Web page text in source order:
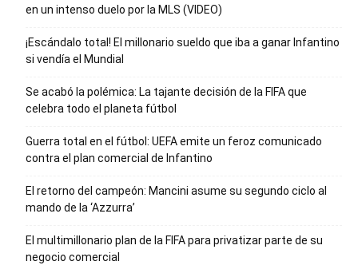
en un intenso duelo por la MLS (VIDEO)
¡Escándalo total! El millonario sueldo que iba a ganar Infantino
si vendía el Mundial
Se acabó la polémica: La tajante decisión de la FIFA que
celebra todo el planeta fútbol
Guerra total en el fútbol: UEFA emite un feroz comunicado
contra el plan comercial de Infantino
El retorno del campeón: Mancini asume su segundo ciclo al
mando de la ‘Azzurra’
El multimillonario plan de la FIFA para privatizar parte de su
negocio comercial